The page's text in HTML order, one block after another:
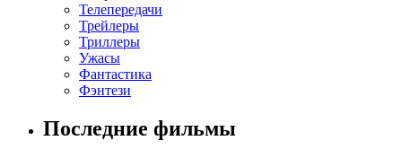
Телепередачи
Трейлеры
Триллеры
Ужасы
Фантастика
Фэнтези
Последние фильмы